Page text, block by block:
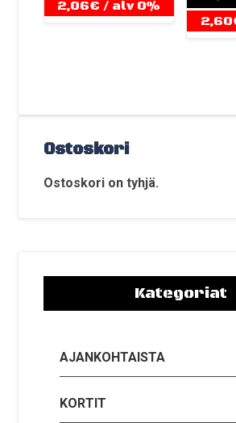
2,06€ / alv 0%
2,60
Ostoskori
Ostoskori on tyhjä.
Kategoriat
AJANKOHTAISTA
KORTIT